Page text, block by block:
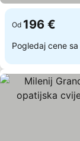
Od 196 €
Pogledaj cene sa